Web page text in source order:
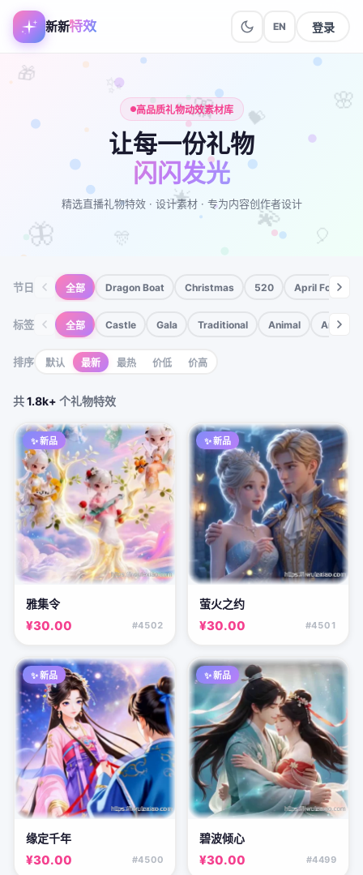
新新特效 EN 登录
🎁
✨ 🎀 💝
🌸
🦋 🎊
🌟 💫 🎈
高品质礼物动效素材库
让每一份礼物
闪闪发光
精选直播礼物特效 · 设计素材 · 专为内容创作者设计
节日 全部 Dragon Boat Christmas 520 April Fools
标签 全部 Castle Gala Traditional Animal Anime
排序 默认 最新 最热 价低 价高
共1.8k+ 个礼物特效
✨ 新品
雅集令
¥30.00 #4502
✨ 新品
萤火之约
¥30.00 #4501
✨ 新品
缘定千年
¥30.00 #4500
✨ 新品
碧波倾心
¥30.00 #4499